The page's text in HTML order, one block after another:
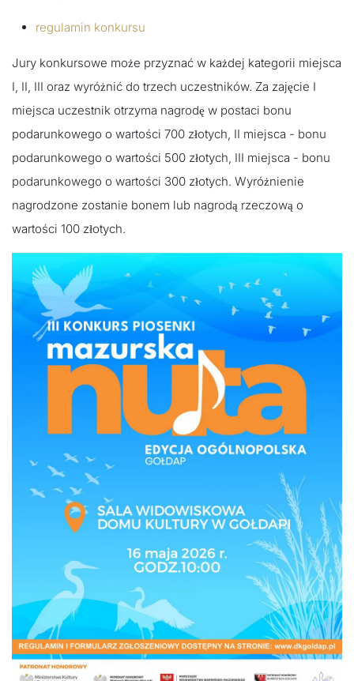
regulamin konkursu
Jury konkursowe może przyznać w każdej kategorii miejsca
I, II, III oraz wyróżnić do trzech uczestników. Za zajęcie I
miejsca uczestnik otrzyma nagrodę w postaci bonu
podarunkowego o wartości 700 złotych, II miejsca - bonu
podarunkowego o wartości 500 złotych, III miejsca - bonu
podarunkowego o wartości 300 złotych. Wyróżnienie
nagrodzone zostanie bonem lub nagrodą rzeczową o
wartości 100 złotych.